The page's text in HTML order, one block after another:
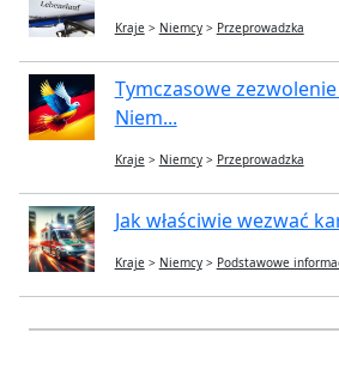
Kraje > Niemcy > Przeprowadzka
Tymczasowe
Niem...
Kraje > Niemcy > Przeprowadzka
Jak właściwie wezwać
Kraje > Niemcy > Podstawowe